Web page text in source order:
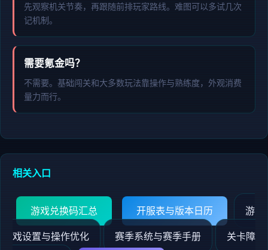
先观察机关节奏，再跟随前排玩家路线。难图可以多试几次
记机制。
需要氪金吗？
不需要。基础闯关和大多数玩法靠操作与熟练度，外观消费
量力而行。
相关入口
游戏兑换码汇总 开服表与版本日历 游
戏设置与操作优化 赛季系统与赛季手册 关卡障